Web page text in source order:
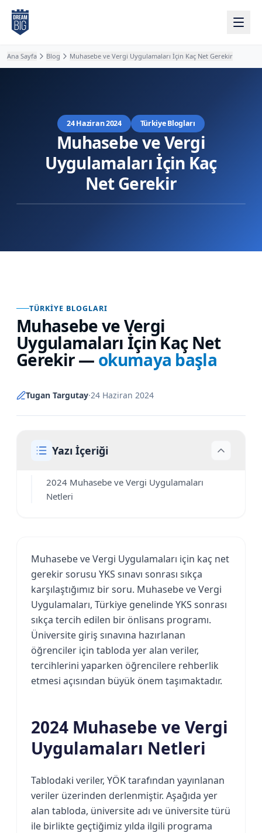
Ana içeriğe atla
Ana Sayfa Blog Muhasebe ve Vergi Uygulamaları İçin Kaç Net Gerekir
24 Haziran 2024 Türkiye Blogları
Muhasebe ve Vergi
Uygulamaları İçin Kaç
Net Gerekir
TÜRKIYE BLOGLARI
Muhasebe ve Vergi
Uygulamaları İçin Kaç Net
Gerekir— okumaya başla
Tugan Targutay·24 Haziran 2024
Yazı İçeriği
2024 Muhasebe ve Vergi Uygulamaları
Netleri
Muhasebe ve Vergi Uygulamaları için kaç net
gerekir sorusu YKS sınavı sonrası sıkça
karşılaştığımız bir soru. Muhasebe ve Vergi
Uygulamaları, Türkiye genelinde YKS sonrası
sıkça tercih edilen bir önlisans programı.
Üniversite giriş sınavına hazırlanan
öğrenciler için tabloda yer alan veriler,
tercihlerini yaparken öğrencilere rehberlik
etmesi açısından büyük önem taşımaktadır.
2024 Muhasebe ve Vergi
Uygulamaları Netleri
Tablodaki veriler, YÖK tarafından yayınlanan
veriler üzerinden derlenmiştir. Aşağıda yer
alan tabloda, üniversite adı ve üniversite türü
ile birlikte geçtiğimiz yılda ilgili programa